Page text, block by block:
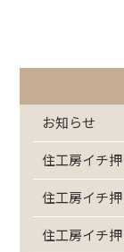
お知らせ
住工房イチ
住工房イチ
住工房イチ